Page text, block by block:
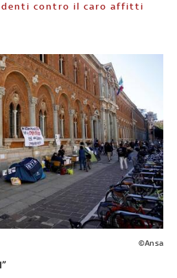
contro il caro affitti
©Ansa